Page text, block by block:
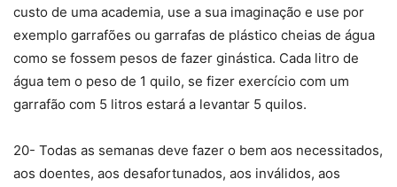
custo de uma academia, use a sua imaginação e use por
exemplo garrafões ou garrafas de plástico cheias de água
como se fossem pesos de fazer ginástica. Cada litro de
água tem o peso de 1 quilo, se fizer exercício com um
garrafão com 5 litros estará a levantar 5 quilos.
20- Todas as semanas deve fazer o bem aos necessitados,
aos doentes, aos desafortunados, aos inválidos, aos